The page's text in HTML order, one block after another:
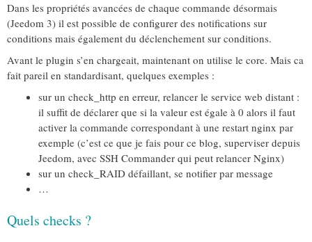
Dans les propriétés avancées de chaque commande désormais
(Jeedom 3) il est possible de configurer des notifications sur
conditions mais également du déclenchement sur conditions.
Avant le plugin s’en chargeait, maintenant on utilise le core. Mais ca
fait pareil en standardisant, quelques exemples :
sur un check_http en erreur, relancer le service web distant :
il suffit de déclarer que si la valeur est égale à 0 alors il faut
activer la commande correspondant à une restart nginx par
exemple (c’est ce que je fais pour ce blog, superviser depuis
Jeedom, avec SSH Commander qui peut relancer Nginx)
sur un check_RAID défaillant, se notifier par message
…
Quels checks ?